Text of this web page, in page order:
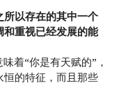
所以存在的其中一个
重视已经发展的能
着“你是有天赋的”，
的特征，而且那些